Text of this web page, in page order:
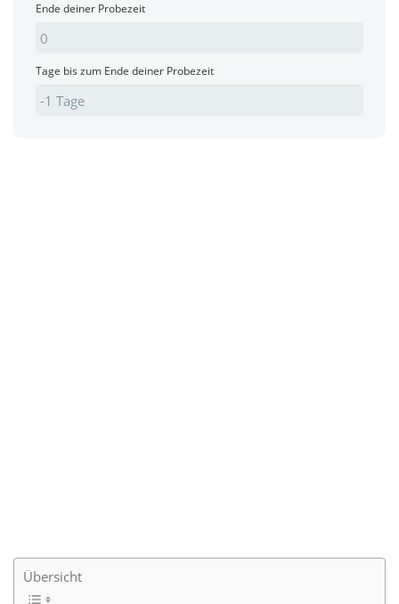
Ende deiner Probezeit
Tage bis zum Ende deiner Probezeit
Übersicht